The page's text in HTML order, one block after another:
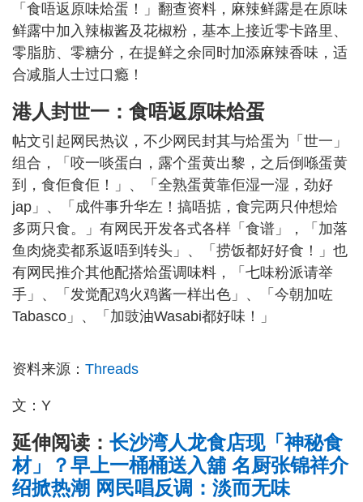
「食唔返原味烚蛋！」翻查资料，麻辣鲜露是在原味
鲜露中加入辣椒酱及花椒粉，基本上接近零卡路里、
零脂肪、零糖分，在提鲜之余同时加添麻辣香味，适
合减脂人士过口瘾！
港人封世一：食唔返原味烚蛋
帖文引起网民热议，不少网民封其与烚蛋为「世一」
组合，「咬一啖蛋白，露个蛋黄出黎，之后倒喺蛋黄
到，食佢食佢！」、「全熟蛋黄靠佢湿一湿，劲好
jap」、「成件事升华左！搞唔掂，食完两只仲想烚
多两只食。」有网民开发各式各样「食谱」，「加落
鱼肉烧卖都系返唔到转头」、「捞饭都好好食！」也
有网民推介其他配搭烚蛋调味料，「七味粉派请举
手」、「发觉配鸡火鸡酱一样出色」、「今朝加咗
Tabasco」、「加豉油Wasabi都好味！」
资料来源： Threads
文：Y
延伸阅读： 长沙湾人龙食店现「神秘食
材」？早上一桶桶送入舖 名厨张锦祥介
绍掀热潮 网民唱反调：淡而无味